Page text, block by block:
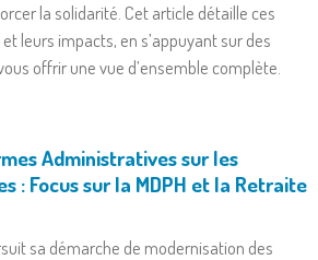
la solidarité. Cet article détaille ces
leurs impacts, en s’appuyant sur des
offrir une vue d’ensemble complète.
Administratives sur les
: Focus sur la MDPH et la Retraite
sa démarche de modernisation des